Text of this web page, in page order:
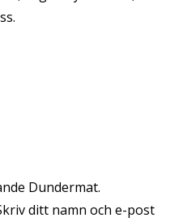
Dundermat.
ditt namn och e-post